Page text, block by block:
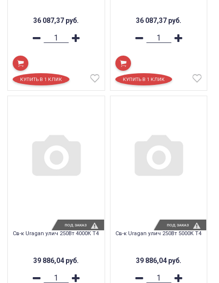
36 087,37 руб. 36 087,37 руб.
Св-к Uragan улич 250Вт 4000К T4
39 886,04 руб.
ПОД ЗАКАЗ
Св-к Uragan улич 250Вт 5000К T4
39 886,04 руб.
ПОД ЗАКАЗ